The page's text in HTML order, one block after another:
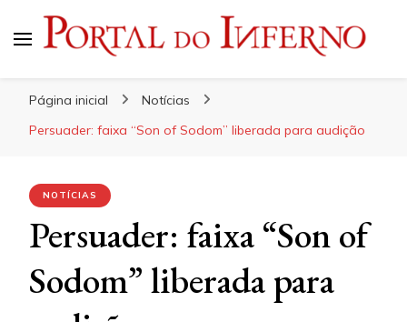
Página inicial
Notícias
Persuader: faixa “Son of Sodom” liberada para audição
NOTÍCIAS
Persuader: faixa “Son of
Sodom” liberada para